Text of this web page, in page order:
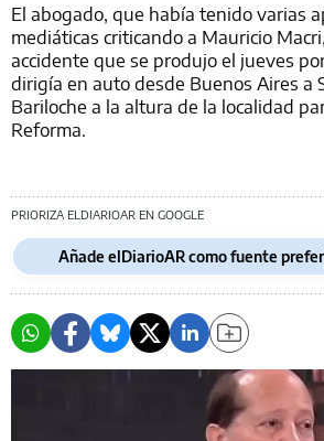
El abogado, que había tenido varias
mediáticas criticando a Mauricio
accidente que se produjo el jueves
dirigía en auto desde Buenos Aires a
Bariloche a la altura de la localidad
Reforma.
PRIORIZA ELDIARIOAR EN GOOGLE
Añade elDiarioAR como fuente